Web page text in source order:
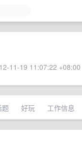
11-19 11:07:22 +08:00
题 好玩 工作信息